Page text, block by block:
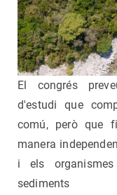
El congrés
d'estudi que
comú, però que
manera
i els
sediments